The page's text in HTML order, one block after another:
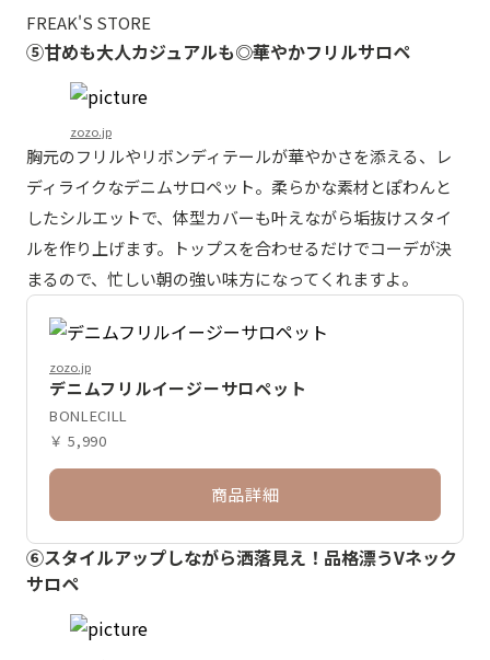
FREAK'S STORE
⑤甘めも大人カジュアルも◎華やかフリルサロペ
zozo.jp
胸元のフリルやリボンディテールが華やかさを添える、レ
ディライクなデニムサロペット。柔らかな素材とぽわんと
したシルエットで、体型カバーも叶えながら垢抜けスタイ
ルを作り上げます。トップスを合わせるだけでコーデが決
まるので、忙しい朝の強い味方になってくれますよ。
zozo.jp
デニムフリルイージーサロペット
BONLECILL
￥ 5,990
商品詳細
⑥スタイルアップしながら洒落見え！品格漂うVネック
サロペ